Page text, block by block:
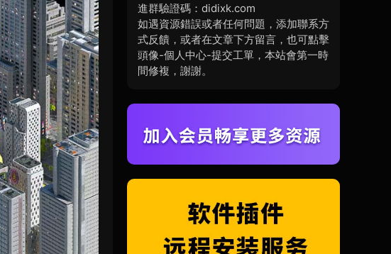
進群驗證碼：didixk.com
如遇資源錯誤或者任何問題，添加聯系方
式反饋，或者在文章下方留言，也可點擊
頭像-個人中心-提交工單，本站會第一時
間修複，謝謝。